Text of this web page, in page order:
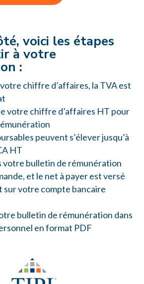
voici les étapes
à votre
:
chiffre d’affaires, la TVA est
votre chiffre d’affaires HT pour
peuvent s’élever jusqu’à
HT
votre bulletin de rémunération
et le net à payer est versé
sur votre compte bancaire
bulletin de rémunération dans
en format PDF